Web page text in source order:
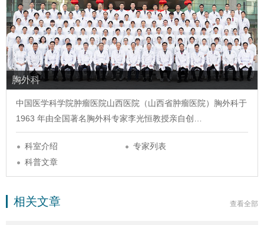
胸外科
中国医学科学院肿瘤医院山西医院（山西省肿瘤医院） 胸外科于
1963 年由全国著名 胸外科专家李光恒教授亲自创…
科室介绍
专家列表
科普文章
查看全部
相关文章